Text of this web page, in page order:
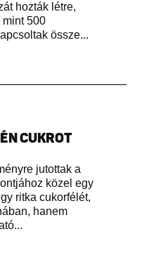
hozták létre,
mint 500
össze...
CUKROT
jutottak a
közel egy
ritka cukorfélét,
hanem